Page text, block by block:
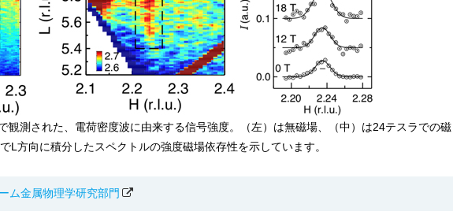
観測された、電荷密度波に由来する信号強度。（左）は無磁場、（中）は24テスラでの磁
L方向に積分したスペクトルの強度磁場依存性を示しています。
ム金属物理学研究部門